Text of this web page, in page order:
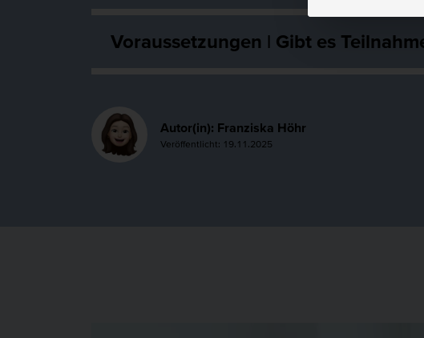
Voraussetzungen | Gibt es
Autor(in): Franziska Höhr
Veröffentlicht: 19.11.2025